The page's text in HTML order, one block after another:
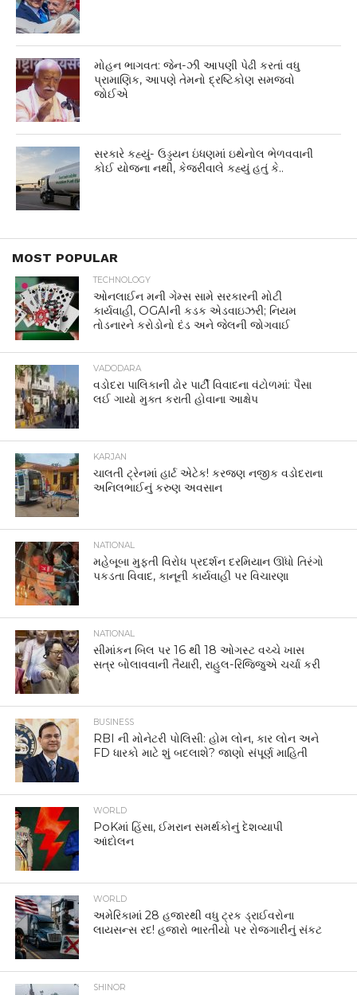
મોહન ભાગવત: જેન-ઝી આપણી પેઢી કરતાં વધુ
પ્રામાણિક, આપણે તેમનો દ્રષ્ટિકોણ સમજવો
જોઈએ
સરકારે કહ્યું- ઉડ્ડયન ઇંધણમાં ઇથેનોલ ભેળવવાની
કોઈ યોજના નથી, કેજરીવાલે કહ્યું હતું કે..
MOST POPULAR
TECHNOLOGY
ઓનલાઈન મની ગેમ્સ સામે સરકારની મોટી
કાર્યવાહી, OGAIની કડક એડવાઇઝરી; નિયમ
તોડનારને કરોડોનો દંડ અને જેલની જોગવાઈ
VADODARA
વડોદરા પાલિકાની ઢોર પાર્ટી વિવાદના વંટોળમાં: પૈસા
લઈ ગાયો મુક્ત કરાતી હોવાના આક્ષેપ
KARJAN
ચાલતી ટ્રેનમાં હાર્ટ એટેક! કરજણ નજીક વડોદરાના
અનિલભાઈનું કરુણ અવસાન
NATIONAL
મહેબૂબા મુફ્તી વિરોધ પ્રદર્શન દરમિયાન ઊંધો તિરંગો
પકડતા વિવાદ, કાનૂની કાર્યવાહી પર વિચારણા
NATIONAL
સીમાંકન બિલ પર 16 થી 18 ઓગસ્ટ વચ્ચે ખાસ
સત્ર બોલાવવાની તૈયારી, રાહુલ-રિજિજુએ ચર્ચા કરી
BUSINESS
RBI ની મોનેટરી પોલિસી: હોમ લોન, કાર લોન અને
FD ધારકો માટે શું બદલાશે? જાણો સંપૂર્ણ માહિતી
WORLD
PoKમાં હિંસા, ઈમરાન સમર્થકોનું દેશવ્યાપી
આંદોલન
WORLD
અમેરિકામાં 28 હજારથી વધુ ટ્રક ડ્રાઈવરોના
લાયસન્સ રદ! હજારો ભારતીયો પર રોજગારીનું સંકટ
SHINOR